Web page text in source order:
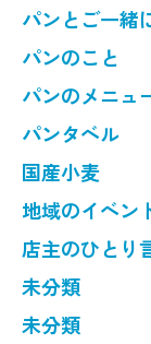
パンとご一緒
パンのこと
パンのメニュ
パンタベル
国産小麦
地域のイベン
店主のひとり
未分類
未分類